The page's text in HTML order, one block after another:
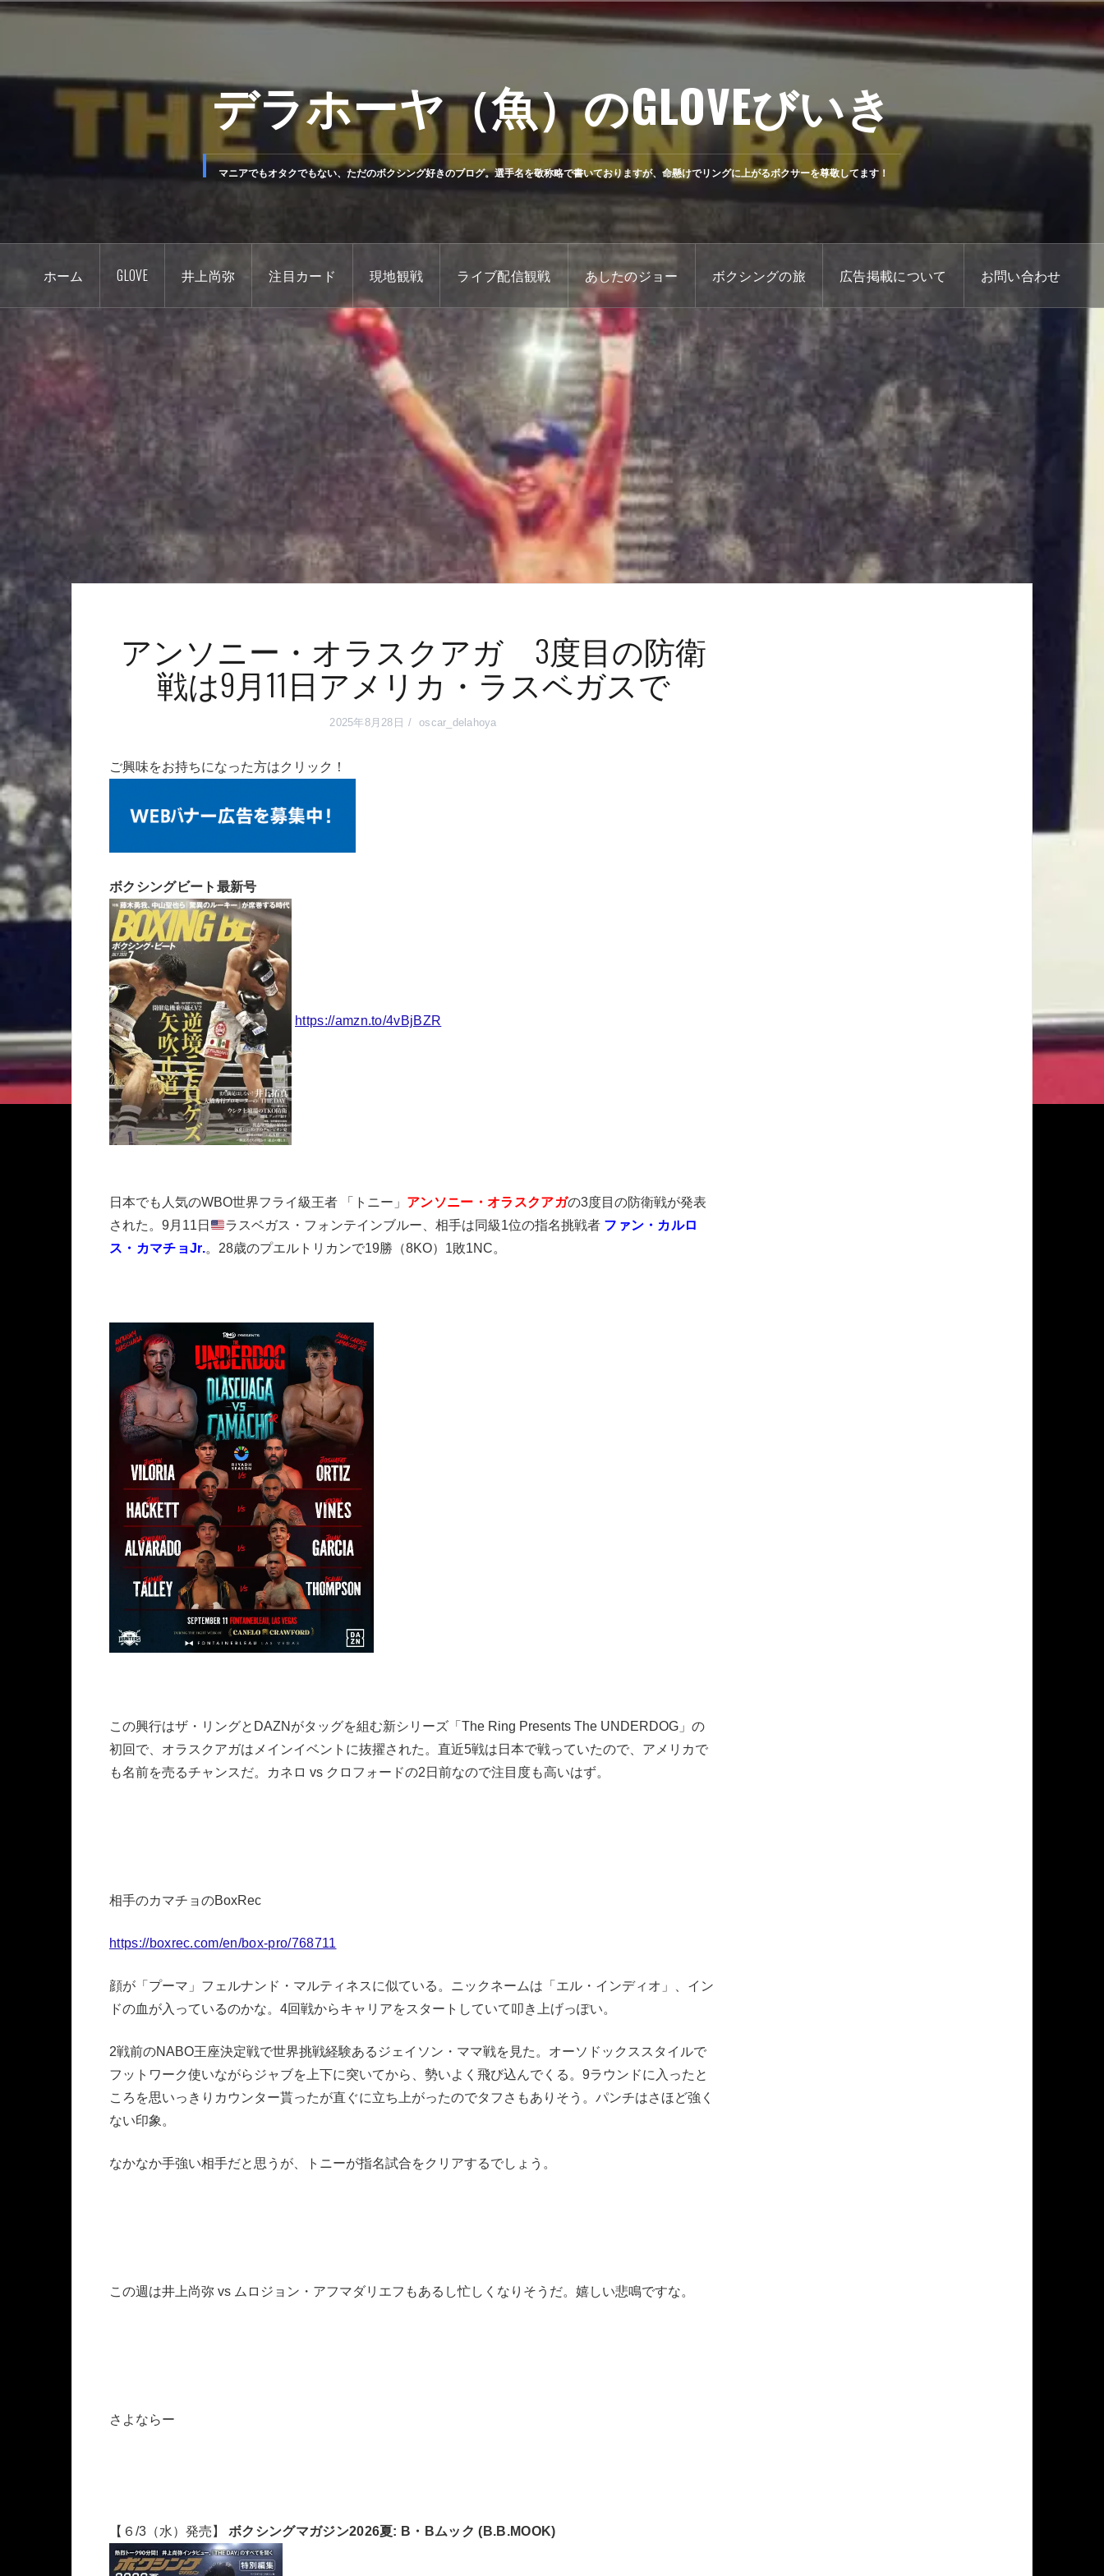
コ
ン
デラホーヤ（魚）のGLOVEびいき
マニアでもオタクでもない、ただのボクシング好きのブログ。選手名を敬称略で書いておりますが、命懸けでリングに上がるボクサーを尊敬してます！
ホーム GLOVE 井上尚弥 注目カード 現地観戦 ライブ配信観戦 あしたのジョー ボクシングの旅 広告掲載について お問い合わせ
アンソニー・オラスクアガ 3度目の防衛
戦は9月11日アメリカ・ラスベガスで
2025年8月28日 oscar_delahoya
ご興味をお持ちになった方はクリック！
ボクシングビート最新号
https://amzn.to/4vBjBZR
日本でも人気のWBO世界フライ級王者 「トニー」 アンソニー・オラスクアガの3度目の防衛戦が発表
された。9月11日
ラスベガス・フォンテインブルー、相手は同級1位の指名挑戦者 ファン・カルロ
ス・カマチョJr.。28歳のプエルトリカンで19勝（8KO）1敗1NC。
この興行はザ・リングとDAZNがタッグを組む新シリーズ「The Ring Presents The UNDERDOG」の
初回で、オラスクアガはメインイベントに抜擢された。直近5戦は日本で戦っていたので、アメリカで
も名前を売るチャンスだ。カネロ vs クロフォードの2日前なので注目度も高いはず。
相手のカマチョのBoxRec
https://boxrec.com/en/box-pro/768711
顔が「プーマ」フェルナンド・マルティネスに似ている。ニックネームは「エル・インディオ」、イン
ドの血が入っているのかな。4回戦からキャリアをスタートしていて叩き上げっぽい。
2戦前のNABO王座決定戦で世界挑戦経験あるジェイソン・ママ戦を見た。オーソドックススタイルで
フットワーク使いながらジャブを上下に突いてから、勢いよく飛び込んでくる。9ラウンドに入ったと
ころを思いっきりカウンター貰ったが直ぐに立ち上がったのでタフさもありそう。パンチはさほど強く
ない印象。
なかなか手強い相手だと思うが、トニーが指名試合をクリアするでしょう。
この週は井上尚弥 vs ムロジョン・アフマダリエフもあるし忙しくなりそうだ。嬉しい悲鳴ですな。
さよならー
【６/3（水）発売】 ボクシングマガジン2026夏: B・Bムック (B.B.MOOK)